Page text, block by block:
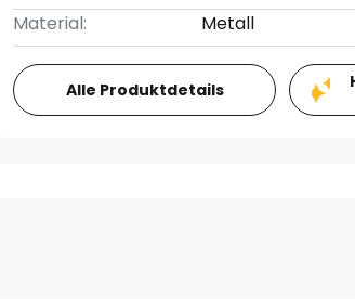
Material:
Metall
Alle Produktdetails